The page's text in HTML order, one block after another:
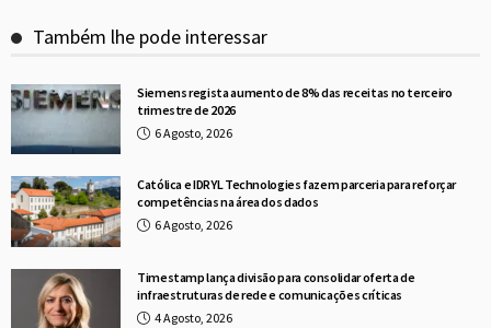
Também lhe pode interessar
Siemens regista aumento de 8% das receitas no terceiro
trimestre de 2026
6 Agosto, 2026
Católica e IDRYL Technologies fazem parceria para reforçar
competências na área dos dados
6 Agosto, 2026
Timestamp lança divisão para consolidar oferta de
infraestruturas de rede e comunicações críticas
4 Agosto, 2026